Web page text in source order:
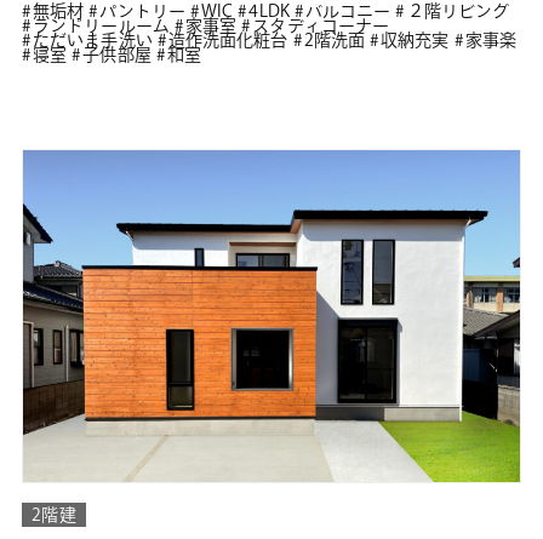
無垢材 パントリー WIC 4LDK バルコニー
２階リビング
ランドリールーム
家事室
スタディコーナー
ただいま手洗い
造作洗面化粧台 2階洗面 収納充実
家事楽
寝室
子供部屋 和室
2階建